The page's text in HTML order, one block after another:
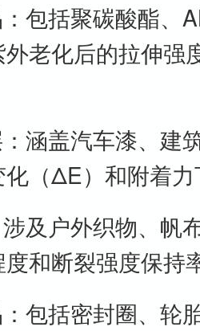
包括聚碳酸酯、
老化后的拉伸强
涵盖汽车漆、建
（ΔE）和附着
及户外织物、帆
和断裂强度保持
包括密封圈、轮